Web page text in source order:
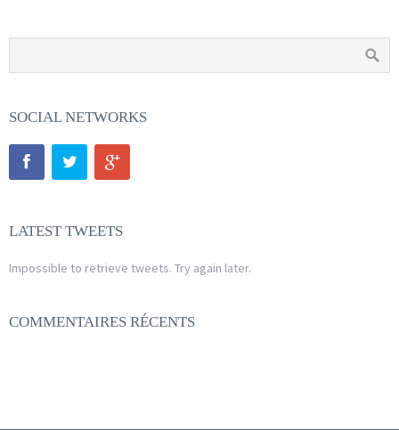
SOCIAL NETWORKS
LATEST TWEETS
Impossible to retrieve tweets. Try again later.
COMMENTAIRES RÉCENTS